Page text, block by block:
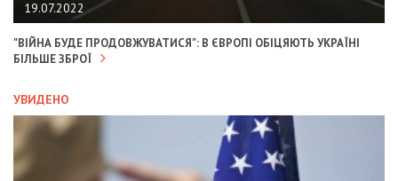
19.07.2022
"ВІЙНА БУДЕ ПРОДОВЖУВАТИСЯ": В ЄВРОПІ ОБІЦЯЮТЬ УКРАЇНІ
БІЛЬШЕ ЗБРОЇ
УВИДЕНО